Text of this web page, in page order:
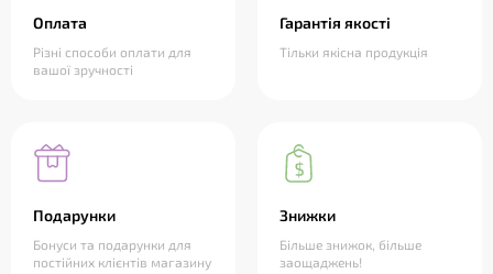
Оплата
Різні способи оплати для
вашої зручності
Гарантія якості
Тільки якісна продукція
Подарунки
Бонуси та подарунки для
постійних клієнтів магазину
Знижки
Більше знижок, більше
заощаджень!